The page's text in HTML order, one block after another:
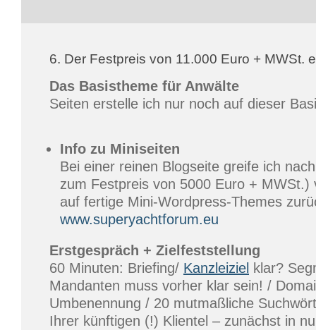
6. Der Festpreis von 11.000 Euro + MWSt.
Das Basistheme für Anwälte
Seiten erstelle ich nur noch auf dieser
Info zu Miniseiten
Bei einer reinen Blogseite greife ich
zum Festpreis von 5000 Euro + MWSt.)
auf fertige Mini-Wordpress-Themes
www.superyachtforum.eu
Erstgespräch + Zielfeststellung
60 Minuten: Briefing/ Kanzleiziel klar?
Mandanten muss vorher klar sein! /
Umbenennung / 20 mutmaßliche
Ihrer künftigen (!) Klientel – zunächst in